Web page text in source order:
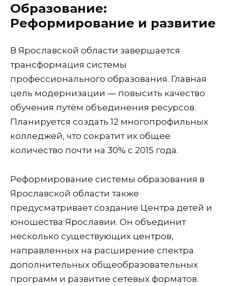
Образование:
Реформирование и развитие
В Ярославской области завершается
трансформация системы
профессионального образования. Главная
цель модернизации — повысить качество
обучения путём объединения ресурсов.
Планируется создать 12 многопрофильных
колледжей, что сократит их общее
количество почти на 30% с 2015 года.
Реформирование системы образования в
Ярославской области также
предусматривает создание Центра детей и
юношества Ярославии. Он объединит
несколько существующих центров,
направленных на расширение спектра
дополнительных общеобразовательных
программ и развитие сетевых форматов.